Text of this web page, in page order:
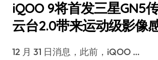
iQOO 9将首发三星GN5
云台2.0带来运动级影像
12 月 31 日消息，此前，iQOO …